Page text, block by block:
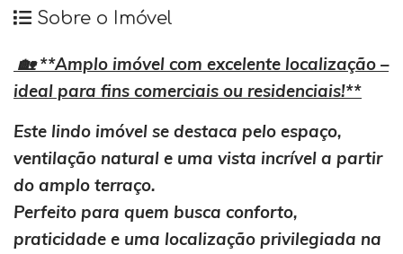
Sobre o Imóvel
🏡 **Amplo imóvel com excelente localização –
ideal para fins comerciais ou residenciais!**
Este lindo imóvel se destaca pelo espaço,
ventilação natural e uma vista incrível a partir
do amplo terraço.
Perfeito para quem busca conforto,
praticidade e uma localização privilegiada na